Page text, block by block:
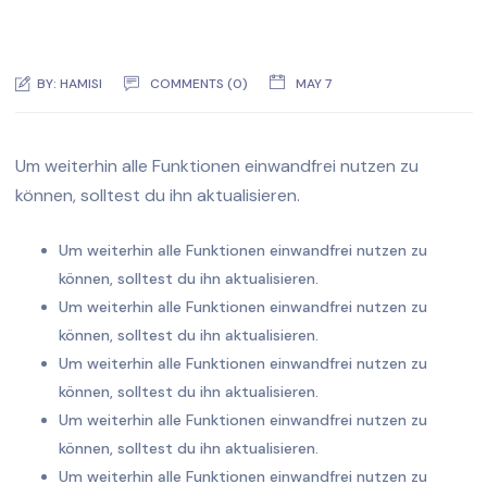
BY: HAMISI COMMENTS (0) MAY 7
Um weiterhin alle Funktionen einwandfrei nutzen zu
können, solltest du ihn aktualisieren.
Um weiterhin alle Funktionen einwandfrei nutzen zu
können, solltest du ihn aktualisieren.
Um weiterhin alle Funktionen einwandfrei nutzen zu
können, solltest du ihn aktualisieren.
Um weiterhin alle Funktionen einwandfrei nutzen zu
können, solltest du ihn aktualisieren.
Um weiterhin alle Funktionen einwandfrei nutzen zu
können, solltest du ihn aktualisieren.
Um weiterhin alle Funktionen einwandfrei nutzen zu